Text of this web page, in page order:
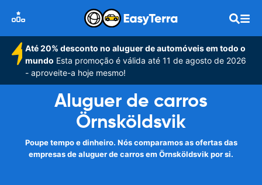
Até 20% desconto no aluguer de automóveis em todo o
mundo Esta promoção é válida até 11 de agosto de 2026
- aproveite-a hoje mesmo!
Aluguer de carros
Örnsköldsvik
Poupe tempo e dinheiro. Nós comparamos as ofertas das
empresas de aluguer de carros em Örnsköldsvik por si.